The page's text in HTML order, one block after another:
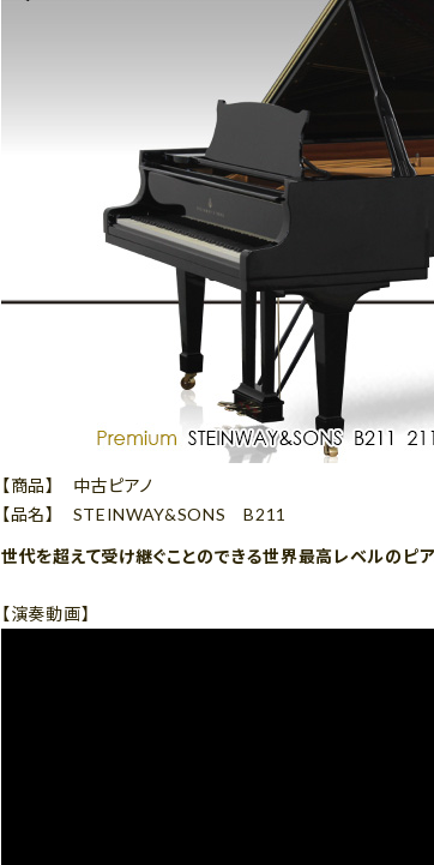
【商品】 中古ピアノ
【品名】 STEINWAY&SONS B211
世代を超えて受け継ぐことのできる世界最高レベルのピア
【演奏動画】